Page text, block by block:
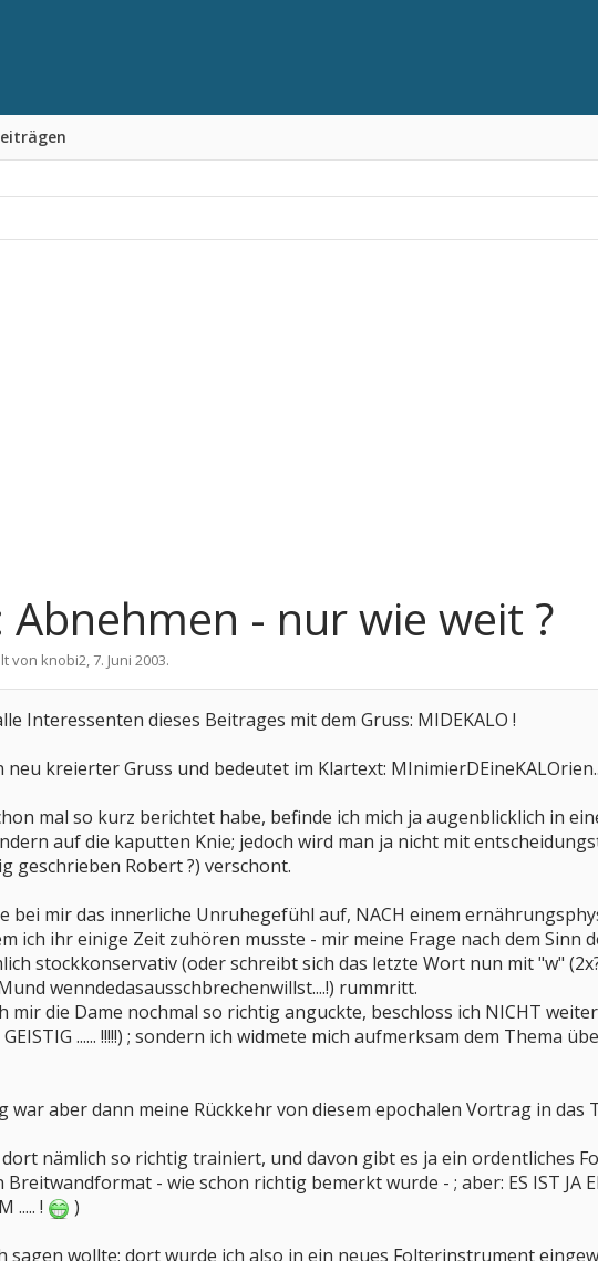
Abnehmen - nur wie weit ?
von knobi2, 7. Juni 2003.
Interessenten dieses Beitrages mit dem Gruss: MIDEKALO !
neu kreierter Gruss und bedeutet im Klartext:
mal so kurz berichtet habe, befinde ich mich ja augenblicklich in
auf die kaputten Knie; jedoch wird man ja nicht mit
geschrieben Robert ?) verschont.
bei mir das innerliche Unruhegefühl auf, NACH einem
ich ihr einige Zeit zuhören musste - mir meine Frage nach dem Sinn
stockkonservativ (oder schreibt sich das letzte Wort nun mit "w"
wenndedasausschbrechenwillst....!) rummritt.
mir die Dame nochmal so richtig anguckte, beschloss ich NICHT weiter
...... !!!!!) ; sondern ich widmete mich aufmerksam dem Thema
war aber dann meine Rückkehr von diesem epochalen Vortrag in das
nämlich so richtig trainiert, und davon gibt es ja ein ordentliches
- wie schon richtig bemerkt wurde - ; aber: ES IST JA
..... !
)
sagen wollte: dort wurde ich also in ein neues Folterinstrument